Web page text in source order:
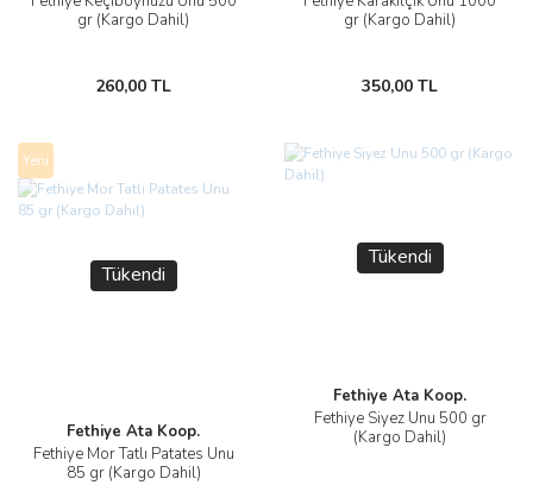
gr (Kargo Dahil)
260,00 TL
gr (Kargo Dahil)
350,00 TL
Yeni
Tükendi
Fethiye Ata Koop.
Fethiye Mor Tatlı Patates Unu
85 gr (Kargo Dahil)
Tükendi
Fethiye Ata Koop.
Fethiye Siyez Unu 500 gr
(Kargo Dahil)